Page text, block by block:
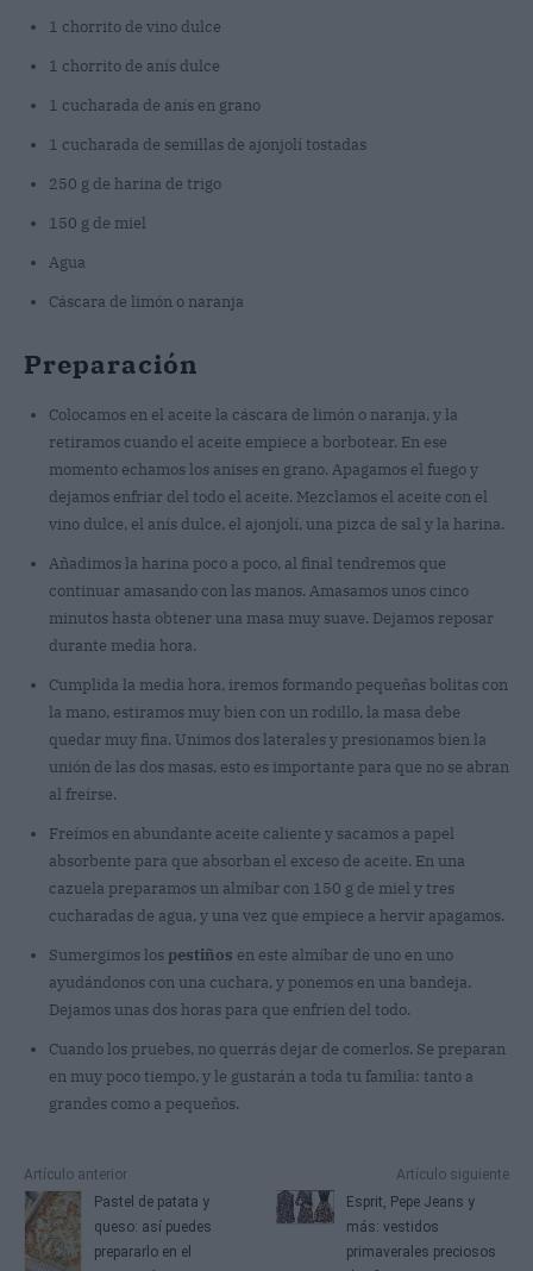
1 chorrito de vino dulce
1 chorrito de anís dulce
1 cucharada de anís en grano
1 cucharada de semillas de ajonjolí tostadas
250 g de harina de trigo
150 g de miel
Agua
Cáscara de limón o naranja
Preparación
Colocamos en el aceite la cáscara de limón o naranja, y la
retiramos cuando el aceite empiece a borbotear. En ese
momento echamos los anises en grano. Apagamos el fuego y
dejamos enfriar del todo el aceite. Mezclamos el aceite con el
vino dulce, el anís dulce, el ajonjolí, una pizca de sal y la harina.
Añadimos la harina poco a poco, al final tendremos que
continuar amasando con las manos. Amasamos unos cinco
minutos hasta obtener una masa muy suave. Dejamos reposar
durante media hora.
Cumplida la media hora, iremos formando pequeñas bolitas con
la mano, estiramos muy bien con un rodillo, la masa debe
quedar muy fina. Unimos dos laterales y presionamos bien la
unión de las dos masas, esto es importante para que no se abran
al freírse.
Freímos en abundante aceite caliente y sacamos a papel
absorbente para que absorban el exceso de aceite. En una
cazuela preparamos un almíbar con 150 g de miel y tres
cucharadas de agua, y una vez que empiece a hervir apagamos.
Sumergimos los pestiños en este almíbar de uno en uno
ayudándonos con una cuchara, y ponemos en una bandeja.
Dejamos unas dos horas para que enfríen del todo.
Cuando los pruebes, no querrás dejar de comerlos. Se preparan
en muy poco tiempo, y le gustarán a toda tu familia: tanto a
grandes como a pequeños.
Artículo anterior
Pastel de patata y
queso: así puedes
prepararlo en el
Artículo siguiente
Esprit, Pepe Jeans y
más: vestidos
primaverales preciosos